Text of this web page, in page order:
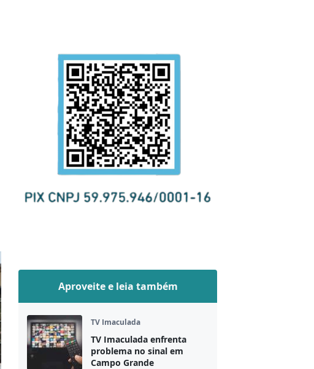
Aproveite e leia também
TV Imaculada
TV Imaculada enfrenta
problema no sinal em
Campo Grande